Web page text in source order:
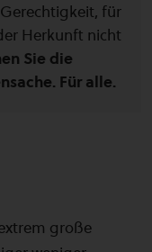
für
Herkunft nicht
Sie die
Für alle.
große